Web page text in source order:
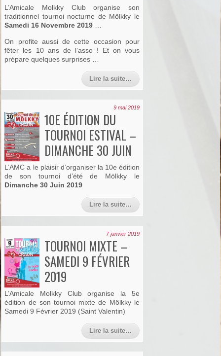
L’Amicale Molkky Club organise son
traditionnel tournoi nocturne de Mölkky le
Samedi 16 Novembre 2019
On profite aussi de cette occasion pour
fêter les 10 ans de l’asso ! Et on vous
prépare quelques surprises …
Lire la suite…
9 mai 2019
10E ÉDITION DU
TOURNOI ESTIVAL –
DIMANCHE 30 JUIN
L’AMC a le plaisir d’organiser la 10e édition
de son tournoi d’été de Mölkky le
Dimanche 30 Juin 2019
Lire la suite…
7 janvier 2019
TOURNOI MIXTE –
SAMEDI 9 FÉVRIER
2019
L’Amicale Molkky Club organise la 5e
édition de son tournoi mixte de Mölkky le
Samedi 9 Février 2019 (Saint Valentin)
Lire la suite…